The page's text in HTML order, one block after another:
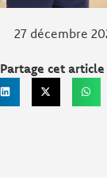
27 décembre
Partage cet article